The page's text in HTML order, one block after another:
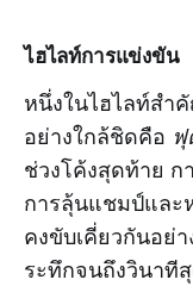
ไฮไลท์การแข่งขัน
หนึ่งในไฮไลท์สำ
อย่างใกล้ชิดคือ ฟุ
ช่วงโค้งสุดท้าย
การลุ้นแชมป์และ
คงขับเคี่ยวกันอย่
ระทึกจนถึงวินาที